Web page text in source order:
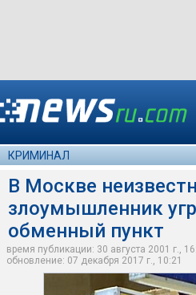
КРИМИНАЛ
В Москве
злоумышленник
обменный пункт
время публикации: 30 августа 2001 г.,
обновление: 07 декабря 2017 г., 10:21